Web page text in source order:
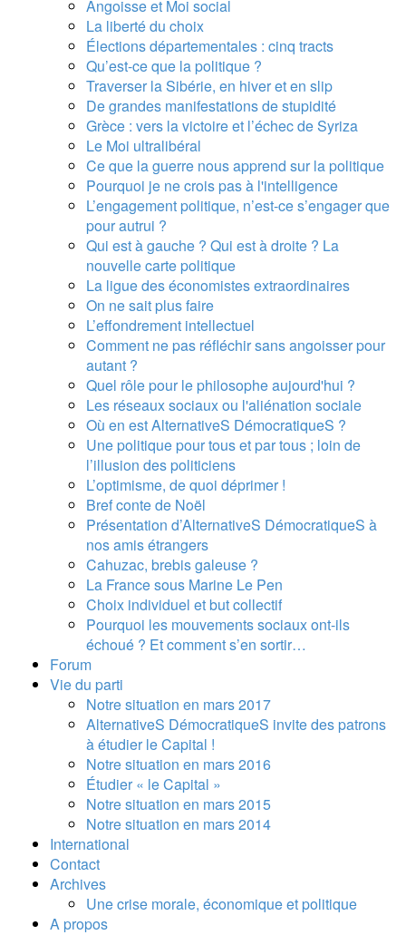
Angoisse et Moi social
La liberté du choix
Élections départementales : cinq tracts
Qu’est-ce que la politique ?
Traverser la Sibérie, en hiver et en slip
De grandes manifestations de stupidité
Grèce : vers la victoire et l’échec de Syriza
Le Moi ultralibéral
Ce que la guerre nous apprend sur la politique
Pourquoi je ne crois pas à l'intelligence
L’engagement politique, n’est-ce s’engager que
pour autrui ?
Qui est à gauche ? Qui est à droite ? La
nouvelle carte politique
La ligue des économistes extraordinaires
On ne sait plus faire
L’effondrement intellectuel
Comment ne pas réfléchir sans angoisser pour
autant ?
Quel rôle pour le philosophe aujourd'hui ?
Les réseaux sociaux ou l'aliénation sociale
Où en est AlternativeS DémocratiqueS ?
Une politique pour tous et par tous ; loin de
l’illusion des politiciens
L’optimisme, de quoi déprimer !
Bref conte de Noël
Présentation d’AlternativeS DémocratiqueS à
nos amis étrangers
Cahuzac, brebis galeuse ?
La France sous Marine Le Pen
Choix individuel et but collectif
Pourquoi les mouvements sociaux ont-ils
échoué ? Et comment s’en sortir…
Forum
Vie du parti
Notre situation en mars 2017
AlternativeS DémocratiqueS invite des patrons
à étudier le Capital !
Notre situation en mars 2016
Étudier « le Capital »
Notre situation en mars 2015
Notre situation en mars 2014
International
Contact
Archives
Une crise morale, économique et politique
A propos